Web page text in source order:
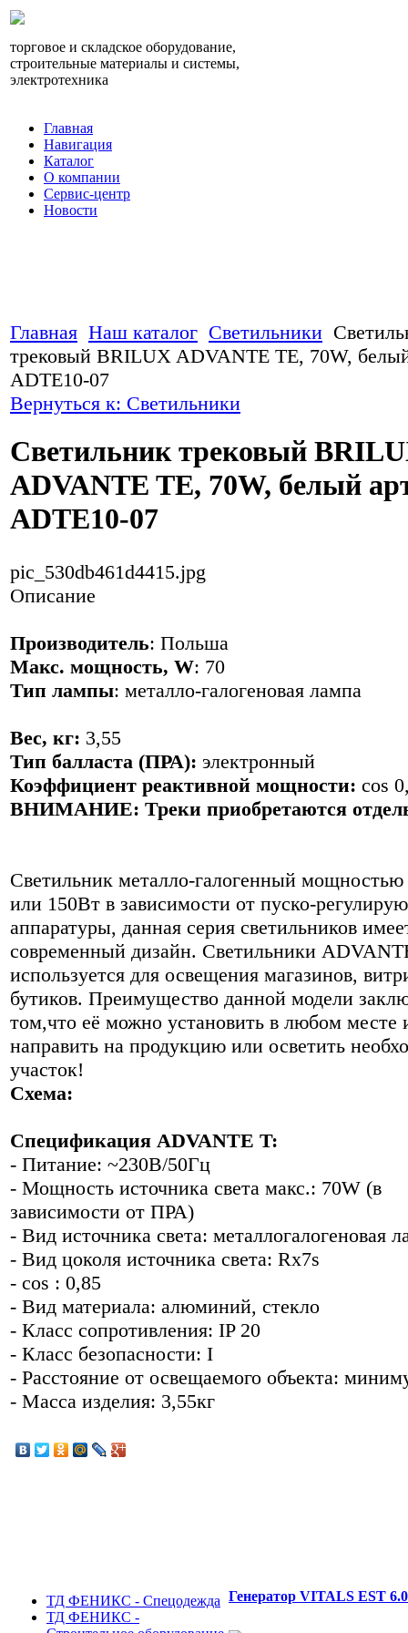
торговое и складское оборудование,
строительные материалы и системы,
электротехника
Главная
Навигация
Каталог
О компании
Сервис-центр
Новости
Главная Наш каталог Светильники
трековый BRILUX ADVANTE TE, 70W,
ADTE10-07
Вернуться к: Светильники
Светильник трековый
ADVANTE TE, 70W, белый
ADTE10-07
pic_530db461d4415.jpg
Описание
Производитель: Польша
Макс. мощность, W: 70
Тип лампы: металло-галогеновая лампа
Вес, кг: 3,55
Тип балласта (ПРА): электронный
Коэффициент реактивной мощности: cos
ВНИМАНИЕ: Треки приобретаются
Светильник металло-галогенный
или 150Вт в зависимости от пуско-
аппаратуры, данная серия светильников
современный дизайн. Светильники
используется для освещения магазинов,
бутиков. Преимущество данной модели
том,что её можно установить в любом месте
направить на продукцию или осветить
участок!
Схема:
Спецификация ADVANTE T:
- Питание: ~230В/50Гц
- Мощность источника света макс.: 70W (в
зависимости от ПРА)
- Вид источника света: металлогалогеновая
- Вид цоколя источника света: Rx7s
- cos : 0,85
- Вид материала: алюминий, стекло
- Класс сопротивления: IP 20
- Класс безопасности: I
- Расстояние от освещаемого объекта:
- Масса изделия: 3,55кг
ТД ФЕНИКС - Спецодежда
ТД ФЕНИКС -
Генератор VITALS EST